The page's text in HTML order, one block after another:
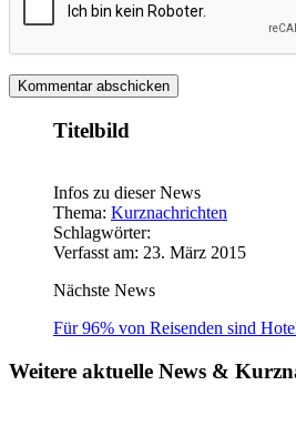
Titelbild
Infos zu dieser News
Thema: Kurznachrichten
Schlagwörter:
Verfasst am: 23. März 2015
Nächste News
Für 96% von Reisenden sind
Weitere aktuelle News &